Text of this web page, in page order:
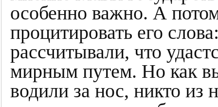
особенно важно. А
процитировать его
рассчитывали, что
мирным путем. Но как
водили за нос, никто